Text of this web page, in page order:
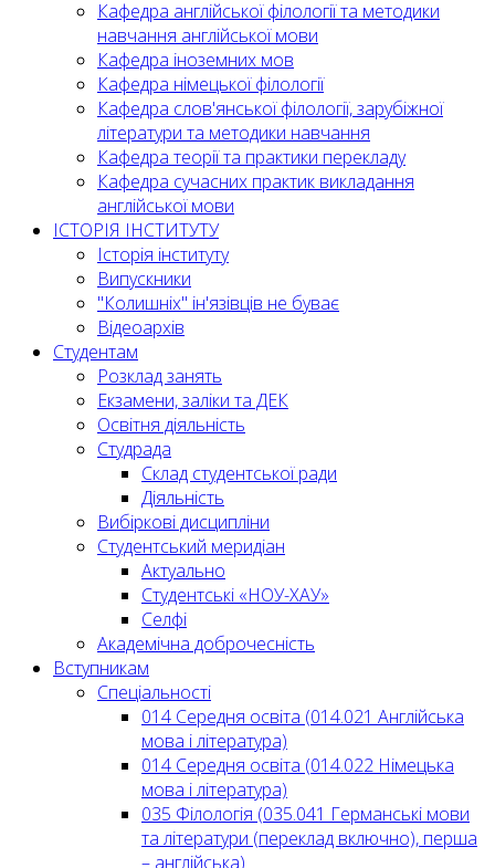
Кафедра англійської філології та методики
навчання англійської мови
Кафедра іноземних мов
Кафедра німецької філології
Кафедра слов'янської філології, зарубіжної
літератури та методики навчання
Кафедра теорії та практики перекладу
Кафедра сучасних практик викладання
англійської мови
ІСТОРІЯ ІНСТИТУТУ
Історія інституту
Випускники
"Колишніх" ін'язівців не буває
Відеоархів
Студентам
Розклад занять
Екзамени, заліки та ДЕК
Освітня діяльність
Студрада
Склад студентської ради
Діяльність
Вибіркові дисципліни
Студентський меридіан
Актуально
Студентські «НОУ-ХАУ»
Селфі
Академічна доброчесність
Вступникам
Спеціальності
014 Середня освіта (014.021 Англійська
мова і література)
014 Середня освіта (014.022 Німецька
мова і література)
035 Філологія (035.041 Германські мови
та літератури (переклад включно), перша
– англійська)